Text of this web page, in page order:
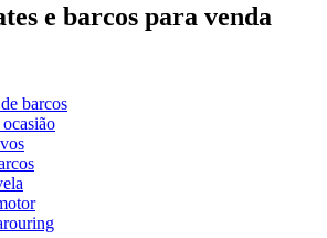
e barcos para venda
barcos